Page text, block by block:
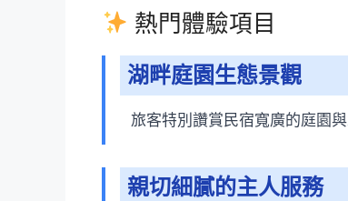
熱門體驗項目
湖畔庭園生態景觀
旅客特別讚賞民宿寬廣的庭園
親切細膩的主人服務